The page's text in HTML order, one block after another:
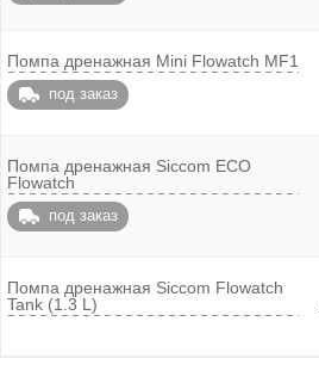
Помпа дренажная Mini Flowatch MF1
под заказ
Помпа дренажная Siccom ECO
Flowatch
под заказ
Помпа дренажная Siccom Flowatch
Tank (1.3 L)